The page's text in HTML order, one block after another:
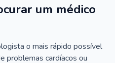
um médico
o mais rápido possível
problemas cardíacos ou